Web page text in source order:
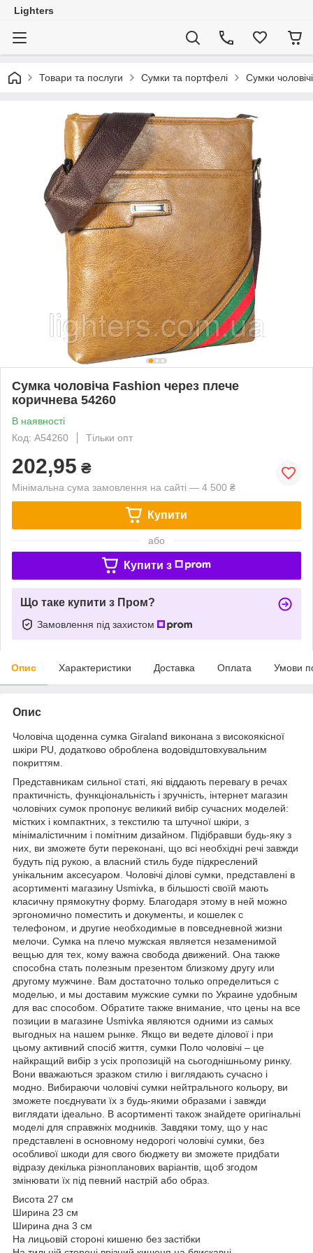
Lighters
Товари та послуги Сумки та портфелі Сумки чоловічі
Сумка чоловіча Fashion через плече
коричнева 54260
В наявності
Код: A54260
Тільки опт
202,95 ₴
Мінімальна сума замовлення на сайті — 4 500 ₴
Купити
або
Купити з
Що таке купити з Пром?
Замовлення під захистом
Опис Характеристики Доставка Оплата Умови
Опис
Чоловіча щоденна сумка Giraland виконана з високоякісної
шкіри PU, додатково оброблена водовідштовхувальним
покриттям.
Представникам сильної статі, які віддають перевагу в речах
практичність, функціональність і зручність, інтернет магазин
чоловічих сумок пропонує великий вибір сучасних моделей:
містких і компактних, з текстилю та штучної шкіри, з
мінімалістичним і помітним дизайном. Підібравши будь-яку з
них, ви зможете бути переконані, що всі необхідні речі завжди
будуть під рукою, а власний стиль буде підкреслений
унікальним аксесуаром. Чоловічі ділові сумки, представлені в
асортименті магазину Usmivka, в більшості своїй мають
класичну прямокутну форму. Благодаря этому в ней можно
эргономично поместить и документы, и кошелек с
телефоном, и другие необходимые в повседневной жизни
мелочи. Сумка на плечо мужская является незаменимой
вещью для тех, кому важна свобода движений. Она также
способна стать полезным презентом близкому другу или
другому мужчине. Вам достаточно только определиться с
моделью, и мы доставим мужские сумки по Украине удобным
для вас способом. Обратите также внимание, что цены на все
позиции в магазине Usmivka являются одними из самых
выгодных на нашем рынке. Якщо ви ведете ділової і при
цьому активний спосіб життя, сумки Поло чоловічі – це
найкращий вибір з усіх пропозицій на сьогоднішньому ринку.
Вони вважаються зразком стилю і виглядають сучасно і
модно. Вибираючи чоловічі сумки нейтрального кольору, ви
зможете поєднувати їх з будь-якими образами і завжди
виглядати ідеально. В асортименті також знайдете оригінальні
моделі для справжніх модників. Завдяки тому, що у нас
представлені в основному недорогі чоловічі сумки, без
особливої шкоди для свого бюджету ви зможете придбати
відразу декілька різнопланових варіантів, щоб згодом
змінювати їх під певний настрій або образ.
Висота 27 см
Ширина 23 см
Ширина дна 3 см
На лицьовій стороні кишеню без застібки